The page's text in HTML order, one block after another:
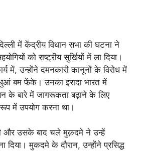
में केंद्रीय विधान सभा की घटना ने
को राष्ट्रीय सुर्खियों में ला दिया।
में, उन्होंने दमनकारी कानूनों के विरोध में
बम फेंके। उनका इरादा भारत में
के बारे में जागरूकता बढ़ाने के लिए
में उपयोग करना था।
और उसके बाद चले मुक़दमे ने उन्हें
दिया। मुकदमे के दौरान, उन्होंने प्रसिद्ध